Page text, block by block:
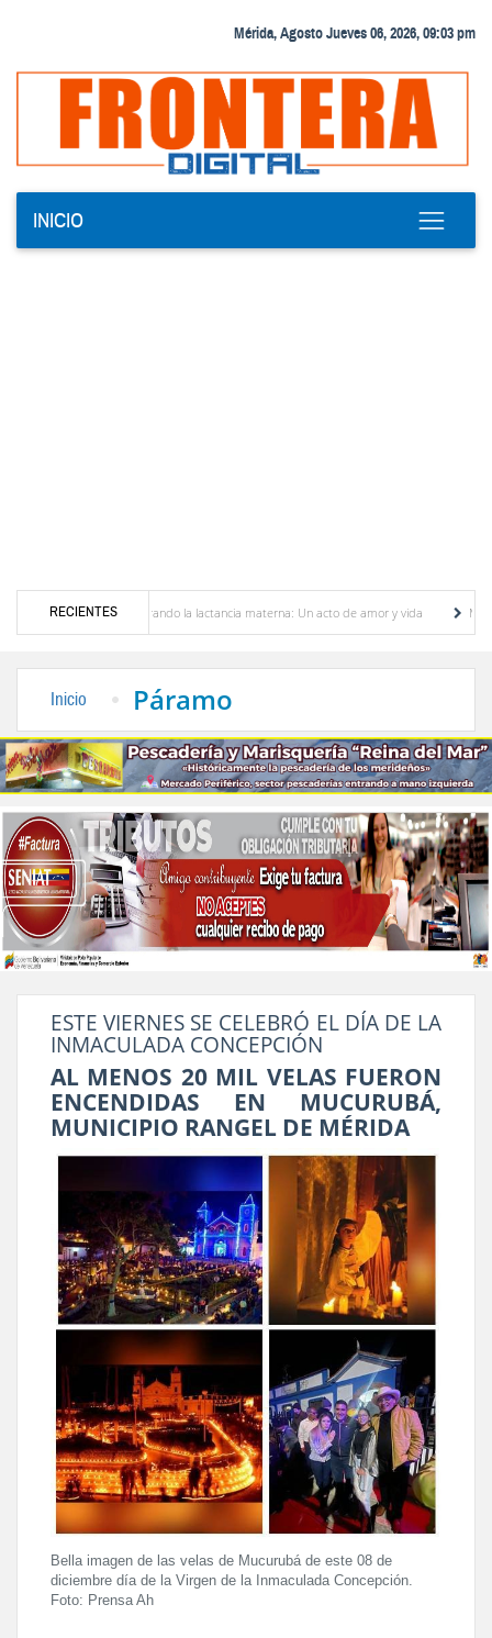
Mérida, Agosto Jueves 06, 2026, 09:03 pm
INICIO
RECIENTES
la lactancia materna: Un acto de amor y vida
Murió José Breijo, el preso
Inicio Páramo
ESTE VIERNES SE CELEBRÓ EL DÍA DE LA
INMACULADA CONCEPCIÓN
AL MENOS 20 MIL VELAS FUERON
ENCENDIDAS EN MUCURUBÁ,
MUNICIPIO RANGEL DE MÉRIDA
Bella imagen de las velas de Mucurubá de este 08 de
diciembre día de la Virgen de la Inmaculada Concepción.
Foto: Prensa Ah